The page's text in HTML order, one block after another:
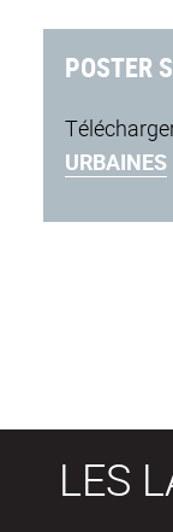
POSTER
URBAINES
LES